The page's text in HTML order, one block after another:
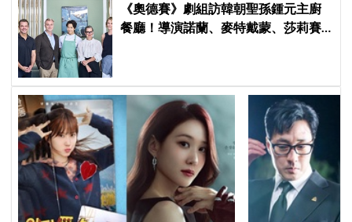
《奧德賽》劇組訪韓朝聖孫鍾元主廚
餐廳！導演諾蘭、麥特戴蒙、莎莉賽